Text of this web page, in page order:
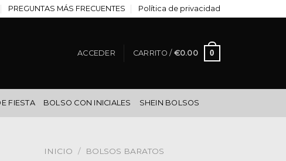
PREGUNTAS MÁS FRECUENTES Política de privacidad
ACCEDER CARRITO / €0.00 0
FIESTA BOLSO CON INICIALES SHEIN BOLSOS
INICIO / BOLSOS BARATOS